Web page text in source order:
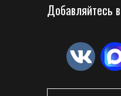
Добавляйтесь